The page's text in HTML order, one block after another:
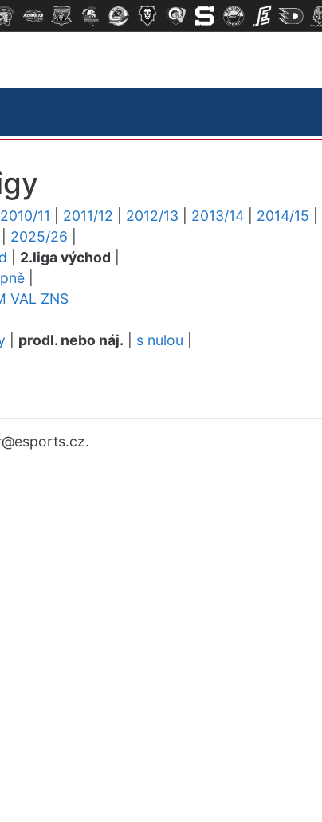
2010/11 2011/12 2012/13 2013/14 2014/15
2025/26
2.liga východ
VAL ZNS
prodl. nebo náj. s nulou
@esports.cz.